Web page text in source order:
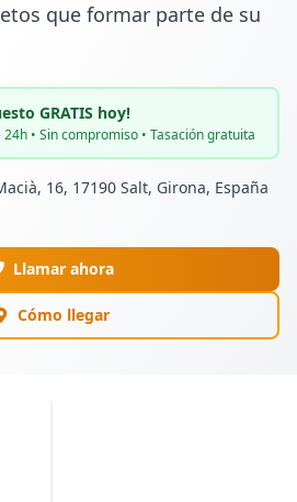
que formar parte de su
GRATIS hoy!
• Sin compromiso • Tasación gratuita
16, 17190 Salt, Girona, España
Llamar ahora
Cómo llegar